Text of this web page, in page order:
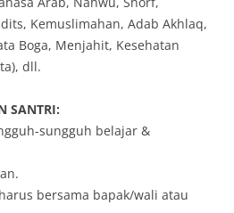
Kemuslimahan, Adab Akhlaq,
Boga, Menjahit, Kesehatan
dll.
SANTRI:
sungguh belajar &
bersama bapak/wali atau